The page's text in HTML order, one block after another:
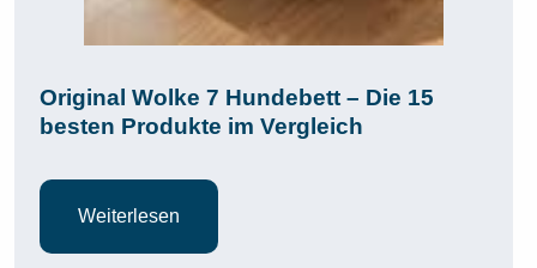
Original Wolke 7 Hundebett – Die 15
besten Produkte im Vergleich
Weiterlesen